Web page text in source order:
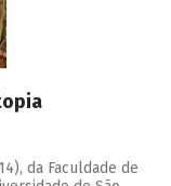
da Faculdade de